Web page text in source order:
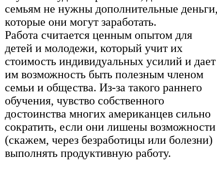
семьям не нужны дополнительные
которые они могут заработать.
Работа считается ценным опытом для
детей и молодежи, который учит их
стоимость индивидуальных усилий и дает
им возможность быть полезным членом
семьи и общества. Из-за такого раннего
обучения, чувство собственного
достоинства многих американцев сильно
сократить, если они лишены возможности
(скажем, через безработицы или болезни)
выполнять продуктивную работу.